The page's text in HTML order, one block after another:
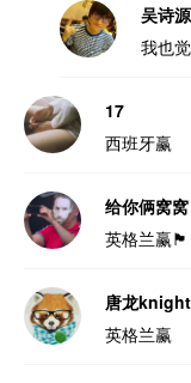
吴诗源
我也
17
西班牙赢
给你俩窝窝
英格兰赢🏴󠁧󠁢󠁥󠁮󠁧󠁿
唐龙knight
英格兰赢